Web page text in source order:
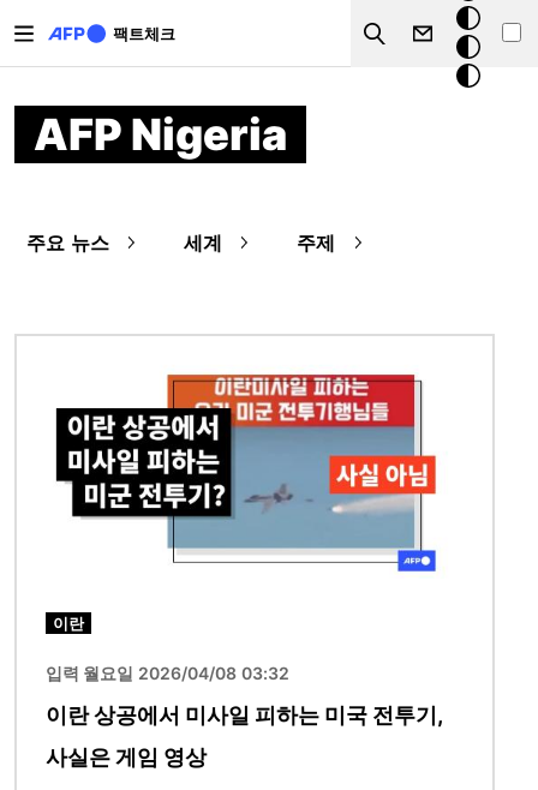
팩트체크
Search
크
모
드
AFP Nigeria
주요 뉴스 세계 주제
이란
입력 월요일 2026/04/08 03:32
이란 상공에서 미사일 피하는 미국 전투기,
사실은 게임 영상